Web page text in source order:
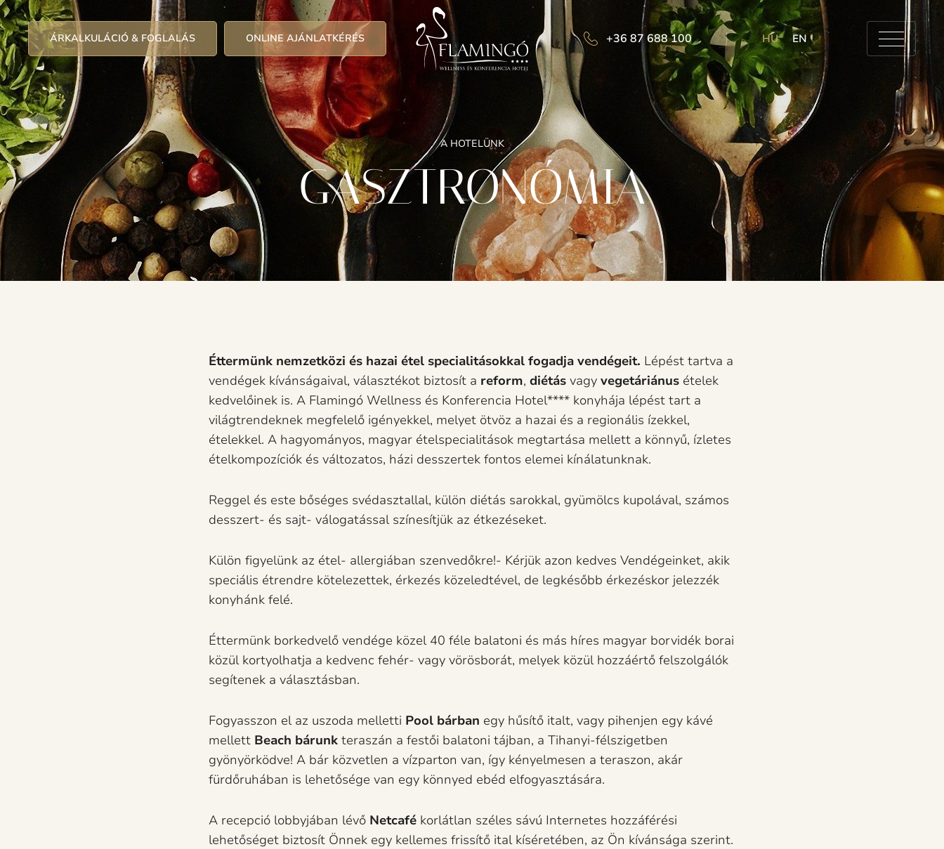
ÁRKALKULÁCIÓ & FOGLALÁS ONLINE AJÁNLATKÉRÉS +36 87 688 100 HU EN
A HOTELÜNK
GASZTRONÓMIA
Éttermünk nemzetközi és hazai étel specialitásokkal fogadja vendégeit. Lépést tartva a
vendégek kívánságaival, választékot biztosít a reform, diétás vagy vegetáriánus ételek
kedvelőinek is. A Flamingó Wellness és Konferencia Hotel**** konyhája lépést tart a
világtrendeknek megfelelő igényekkel, melyet ötvöz a hazai és a regionális ízekkel,
ételekkel. A hagyományos, magyar ételspecialitások megtartása mellett a könnyű, ízletes
ételkompozíciók és változatos, házi desszertek fontos elemei kínálatunknak.
Reggel és este bőséges svédasztallal, külön diétás sarokkal, gyümölcs kupolával, számos
desszert- és sajt- válogatással színesítjük az étkezéseket.
Külön figyelünk az étel- allergiában szenvedőkre!- Kérjük azon kedves Vendégeinket, akik
speciális étrendre kötelezettek, érkezés közeledtével, de legkésőbb érkezéskor jelezzék
konyhánk felé.
Éttermünk borkedvelő vendége közel 40 féle balatoni és más híres magyar borvidék borai
közül kortyolhatja a kedvenc fehér- vagy vörösborát, melyek közül hozzáértő felszolgálók
segítenek a választásban.
Fogyasszon el az uszoda melletti Pool bárban egy hűsítő italt, vagy pihenjen egy kávé
mellett Beach bárunk teraszán a festői balatoni tájban, a Tihanyi-félszigetben
gyönyörködve! A bár közvetlen a vízparton van, így kényelmesen a teraszon, akár
fürdőruhában is lehetősége van egy könnyed ebéd elfogyasztására.
A recepció lobbyjában lévő Netcafé korlátlan széles sávú Internetes hozzáférési
lehetőséget biztosít Önnek egy kellemes frissítő ital kíséretében, az Ön kívánsága szerint.